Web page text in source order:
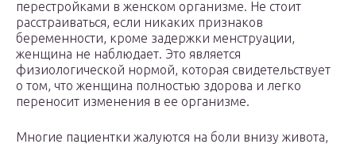
перестройками в женском организме. Не стоит
расстраиваться, если никаких признаков
беременности, кроме задержки менструации,
женщина не наблюдает. Это является
физиологической нормой, которая свидетельствует
о том, что женщина полностью здорова и легко
переносит изменения в ее организме.
Многие пациентки жалуются на боли внизу живота,